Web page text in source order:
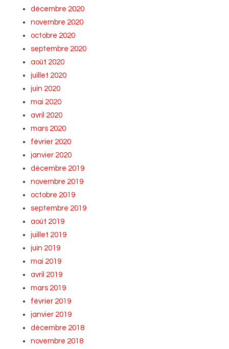
décembre 2020
novembre 2020
octobre 2020
septembre 2020
août 2020
juillet 2020
juin 2020
mai 2020
avril 2020
mars 2020
février 2020
janvier 2020
décembre 2019
novembre 2019
octobre 2019
septembre 2019
août 2019
juillet 2019
juin 2019
mai 2019
avril 2019
mars 2019
février 2019
janvier 2019
décembre 2018
novembre 2018